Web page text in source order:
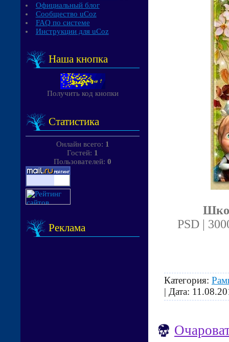
Официальный блог
Сообщество uCoz
FAQ по системе
Инструкции для uCoz
Наша кнопка
Получить код кнопки
Статистика
Онлайн всего: 1
Гостей: 1
Пользователей: 0
Реклама
PSD |
Категория:
| Дата: